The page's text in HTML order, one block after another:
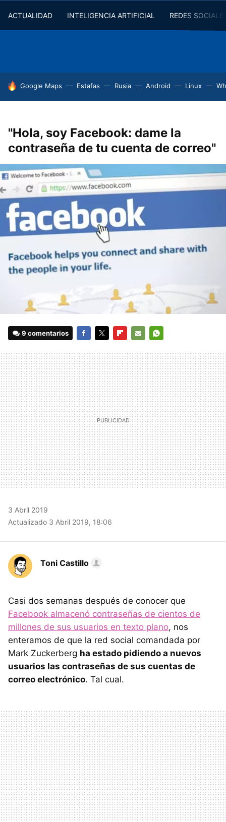
ACTUALIDAD INTELIGENCIA ARTIFICIAL REDES
HOY SE HABLA DE
Google Maps Estafas Rusia Android Linux
"Hola, soy Facebook: dame la
contraseña de tu cuenta de correo"
9 comentarios
MAIL
3 Abril 2019
Actualizado 3 Abril 2019, 18:06
Toni Castillo
Casi dos semanas después de conocer que
Facebook almacenó contraseñas de cientos de
millones de sus usuarios en texto plano, nos
enteramos de que la red social comandada por
Mark Zuckerberg ha estado pidiendo a nuevos
usuarios las contraseñas de sus cuentas de
correo electrónico. Tal cual.